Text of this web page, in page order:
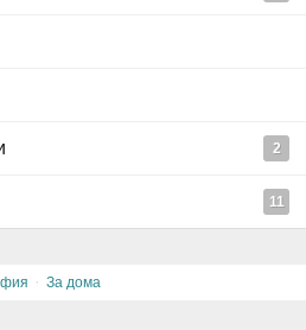
2
11
· За дома